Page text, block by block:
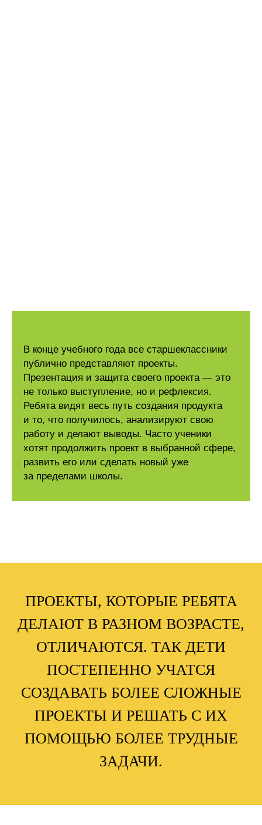
В конце учебного года все старшеклассники
публично представляют проекты.
Презентация и защита своего проекта — это
не только выступление, но и рефлексия.
Ребята видят весь путь создания продукта
и то, что получилось, анализируют свою
работу и делают выводы. Часто ученики
хотят продолжить проект в выбранной сфере,
развить его или сделать новый уже
за пределами школы.
ПРОЕКТЫ, КОТОРЫЕ РЕБЯТА
ДЕЛАЮТ В РАЗНОМ ВОЗРАСТЕ,
ОТЛИЧАЮТСЯ. ТАК ДЕТИ
ПОСТЕПЕННО УЧАТСЯ
СОЗДАВАТЬ БОЛЕЕ СЛОЖНЫЕ
ПРОЕКТЫ И РЕШАТЬ С ИХ
ПОМОЩЬЮ БОЛЕЕ ТРУДНЫЕ
ЗАДАЧИ.